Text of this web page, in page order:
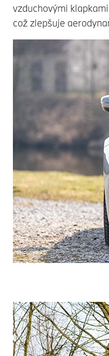
vzduchovými
což zlepšuje